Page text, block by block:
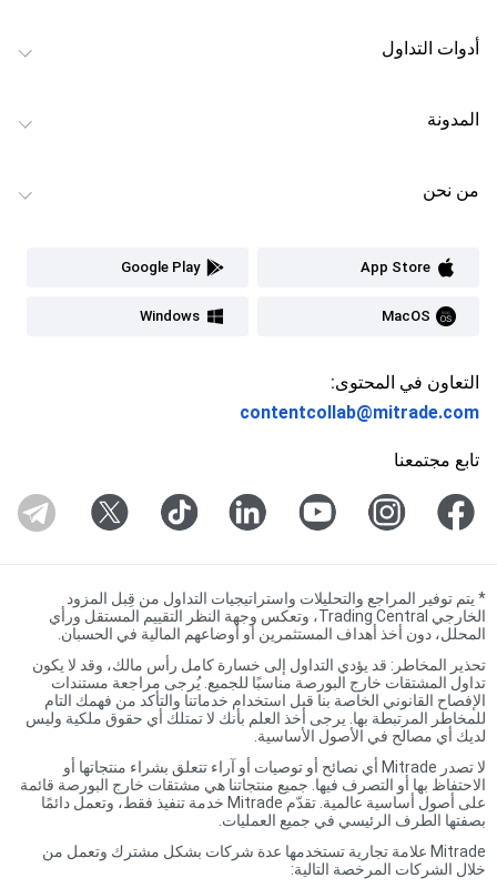
أدوات التداول
المدونة
من نحن
App Store
Google Play
MacOS
Windows
التعاون في المحتوى:
contentcollab@mitrade.com
تابع مجتمعنا
* يتم توفير المراجع والتحليلات واستراتيجيات التداول من قِبل المزود
الخارجي Trading Central، وتعكس وجهة النظر التقييم المستقل ورأي
المحلل، دون أخذ أهداف المستثمرين أو أوضاعهم المالية في الحسبان.
تحذير المخاطر: قد يؤدي التداول إلى خسارة كامل رأس مالك، وقد لا يكون
تداول المشتقات خارج البورصة مناسبًا للجميع. يُرجى مراجعة مستندات
الإفصاح القانوني الخاصة بنا قبل استخدام خدماتنا والتأكد من فهمك التام
للمخاطر المرتبطة بها. يرجى أخذ العلم بأنك لا تمتلك أي حقوق ملكية وليس
لديك أي مصالح في الأصول الأساسية.
لا تصدر Mitrade أي نصائح أو توصيات أو آراء تتعلق بشراء منتجاتها أو
الاحتفاظ بها أو التصرف فيها. جميع منتجاتنا هي مشتقات خارج البورصة قائمة
على أصول أساسية عالمية. تقدّم Mitrade خدمة تنفيذ فقط، وتعمل دائمًا
بصفتها الطرف الرئيسي في جميع العمليات.
Mitrade علامة تجارية تستخدمها عدة شركات بشكل مشترك وتعمل من
خلال الشركات المرخصة التالية: